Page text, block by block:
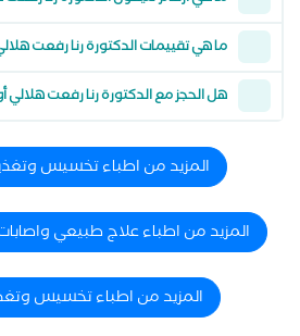
ما هي تقييمات الدكتورة رنا رفعت
هل الحجز مع الدكتورة رنا رفعت هلالي
المزيد من اطباء تخسيس وتغذية في
المزيد من اطباء علاج طبيعي واصابات
المزيد من اطباء تخسيس